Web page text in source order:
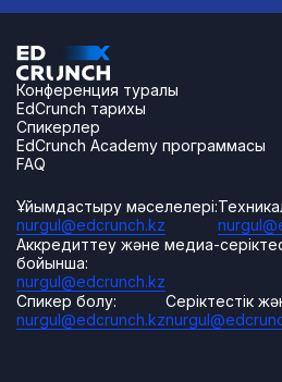
Конференция туралы
EdCrunch тарихы
Спикерлер
EdCrunch Academy программасы
FAQ
Ұйымдастыру мәселелері:
nurgul@edcrunch.kz
Аккредиттеу және медиа-
бойынша:
nurgul@edcrunch.kz
Спикер болу:
nurgul@edcrunch.kz
Серіктестік